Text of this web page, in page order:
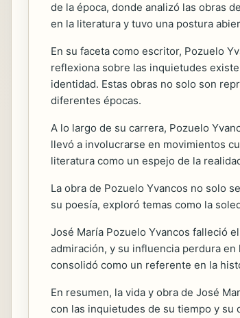
de la época, donde analizó las obras
en la literatura y tuvo una postura
En su faceta como escritor, Pozuelo
reflexiona sobre las inquietudes
identidad. Estas obras no solo son
diferentes épocas.
A lo largo de su carrera, Pozuelo
llevó a involucrarse en movimientos
literatura como un espejo de la
La obra de Pozuelo Yvancos no solo
su poesía, exploró temas como la
José María Pozuelo Yvancos falleció
admiración, y su influencia perdura
consolidó como un referente en la
En resumen, la vida y obra de José
con las inquietudes de su tiempo y